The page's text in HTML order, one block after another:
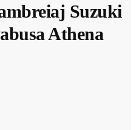
Suzuki
Athena